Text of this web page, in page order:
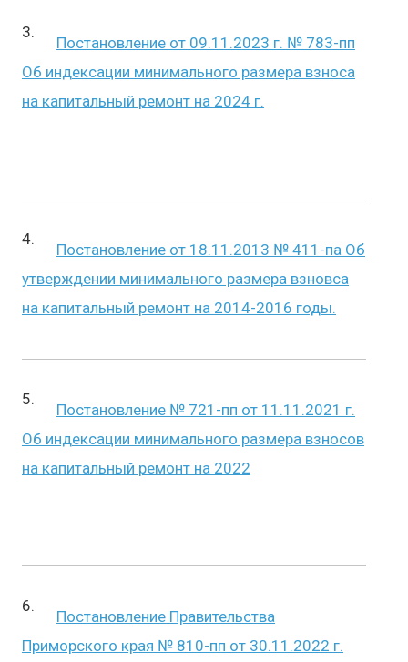
Постановление от 09.11.2023 г. № 783-пп
Об индексации минимального размера взноса
на капитальный ремонт на 2024 г.
Постановление от 18.11.2013 № 411-па Об
утверждении минимального размера взновса
на капитальный ремонт на 2014-2016 годы.
Постановление № 721-пп от 11.11.2021 г.
Об индексации минимального размера взносов
на капитальный ремонт на 2022
Постановление Правительства
Приморского края № 810-пп от 30.11.2022 г.